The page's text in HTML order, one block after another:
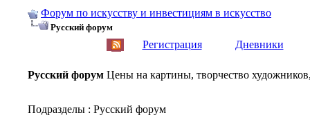
Форум по искусству и инвестициям в искусство
Русский форум
Регистрация Дневники
Русский форум Цены на картины, творчество
Подразделы : Русский форум